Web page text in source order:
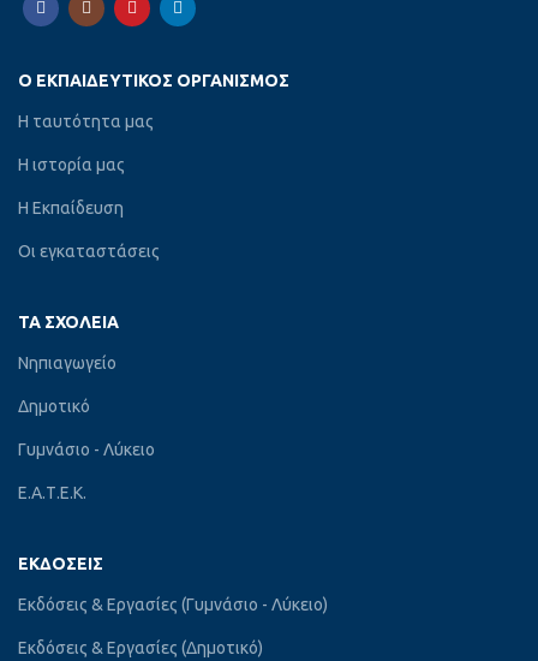
Ο ΕΚΠΑΙΔΕΥΤΙΚΌΣ ΟΡΓΑΝΙΣΜΌΣ
Η ταυτότητα μας
Η ιστορία μας
Η Εκπαίδευση
Οι εγκαταστάσεις
ΤΑ ΣΧΟΛΕΊΑ
Νηπιαγωγείο
Δημοτικό
Γυμνάσιο - Λύκειο
Ε.Α.Τ.Ε.Κ.
ΕΚΔΌΣΕΙΣ
Εκδόσεις & Εργασίες (Γυμνάσιο - Λύκειο)
Εκδόσεις & Εργασίες (Δημοτικό)